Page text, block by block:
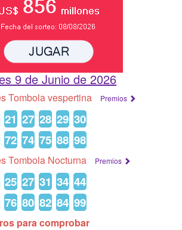
9 de Junio de 2026
Tombola vespertina Premios
21 27 28 29 30
72 74 75 88 98
Tombola Nocturna Premios
25 27 31 34 44
76 80 82 84 99
para comprobar